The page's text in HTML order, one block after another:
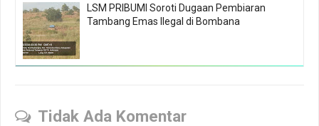
LSM PRIBUMI Soroti Dugaan Pembiaran
Tambang Emas Ilegal di Bombana
Tidak Ada Komentar